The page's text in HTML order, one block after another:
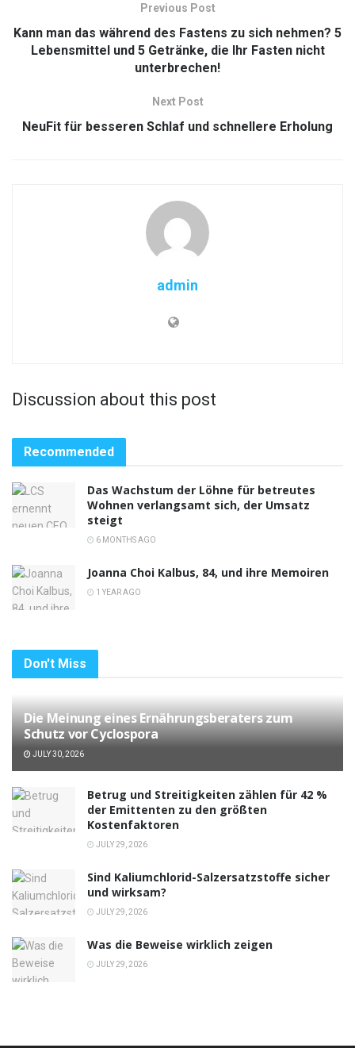
Previous Post
Kann man das während des Fastens zu sich nehmen? 5
Lebensmittel und 5 Getränke, die Ihr Fasten nicht
unterbrechen!
Next Post
NeuFit für besseren Schlaf und schnellere Erholung
admin
Discussion about this post
Recommended
Das Wachstum der Löhne für betreutes
Wohnen verlangsamt sich, der Umsatz
steigt
6 MONTHS AGO
Joanna Choi Kalbus, 84, und ihre Memoiren
1 YEAR AGO
Don't Miss
Die Meinung eines Ernährungsberaters zum
Schutz vor Cyclospora
JULY 30, 2026
Betrug und Streitigkeiten zählen für 42 %
der Emittenten zu den größten
Kostenfaktoren
JULY 29, 2026
Sind Kaliumchlorid-Salzersatzstoffe sicher
und wirksam?
JULY 29, 2026
Was die Beweise wirklich zeigen
JULY 29, 2026